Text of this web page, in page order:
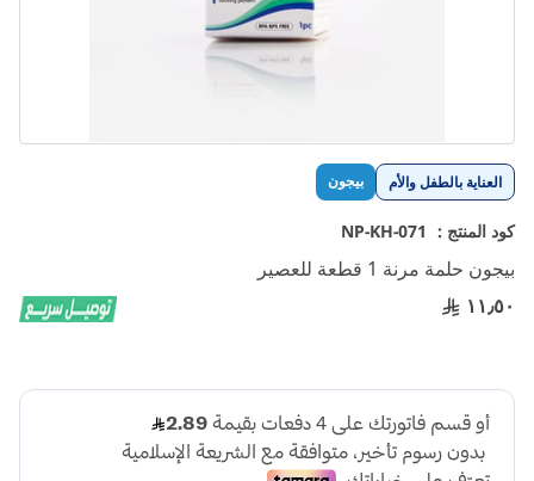
العناية بالطفل والأم بيجون
كود المنتج : NP-KH-071
بيجون حلمة مرنة 1 قطعة للعصير
١١٫٥٠
تخطي
إلى
بداية
معرض
الصور